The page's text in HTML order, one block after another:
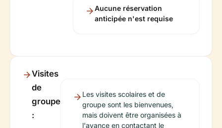
Aucune réservation
anticipée n'est requise
Visites
de
groupe
:
Les visites scolaires et de
groupe sont les bienvenues,
mais doivent être organisées à
l'avance en contactant le